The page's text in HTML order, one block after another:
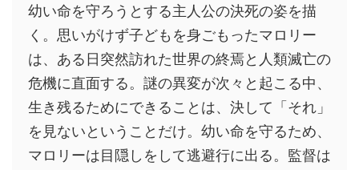
幼い命を守ろうとする主人公の決死の姿を描
く。思いがけず子どもを身ごもったマロリー
は、ある日突然訪れた世界の終焉と人類滅亡の
危機に直面する。謎の異変が次々と起こる中、
生き残るためにできることは、決して「それ」
を見ないということだけ。幼い命を守るため、
マロリーは目隠しをして逃避行に出る。監督は